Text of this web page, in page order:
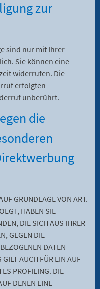
zur
sind nur mit Ihrer
Sie können eine
widerrufen. Die
erfolgten
unberührt.
die
GRUNDLAGE VON ART.
HABEN SIE
DIE SICH AUS IHRER
GEGEN DIE
DATEN
AUCH FÜR EIN AUF
PROFILING. DIE
DENEN EINE